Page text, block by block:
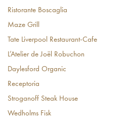
Ristorante Boscaglia
Maze Grill
Tate Liverpool Restaurant-Cafe
L’Atelier de Joël Robuchon
Daylesford Organic
Receptoria
Stroganoff Steak House
Wedholms Fisk